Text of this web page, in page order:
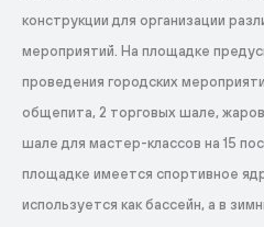
конструкции для организации
мероприятий. На площадке
проведения городских
общепита, 2 торговых шале,
шале для мастер-классов на 15
площадке имеется спортивное
используется как бассейн, а в